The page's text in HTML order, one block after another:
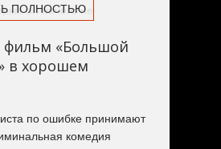
он ничего не
миллионера, будучи
«муж» выплатит за нее
ПОЛНОСТЬЮ
фильм «Большой
в хорошем
по ошибке принимают
комедия